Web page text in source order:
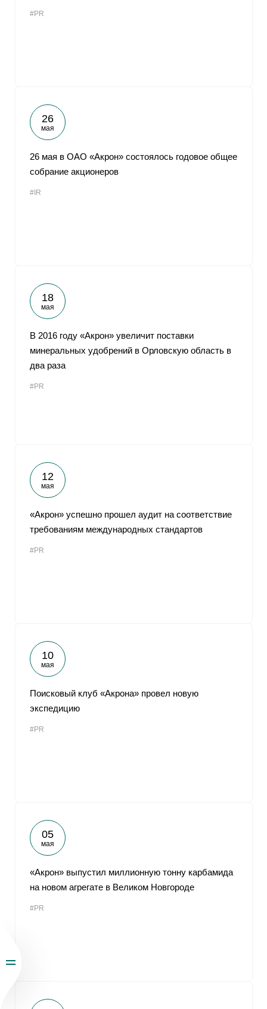
#PR
26
мая
26 мая в ОАО «Акрон» состоялось годовое общее
собрание акционеров
#IR
18
мая
В 2016 году «Акрон» увеличит поставки
минеральных удобрений в Орловскую область в
два раза
#PR
12
мая
«Акрон» успешно прошел аудит на соответствие
требованиям международных стандартов
#PR
10
мая
Поисковый клуб «Акрона» провел новую
экспедицию
#PR
05
мая
«Акрон» выпустил миллионную тонну карбамида
на новом агрегате в Великом Новгороде
#PR